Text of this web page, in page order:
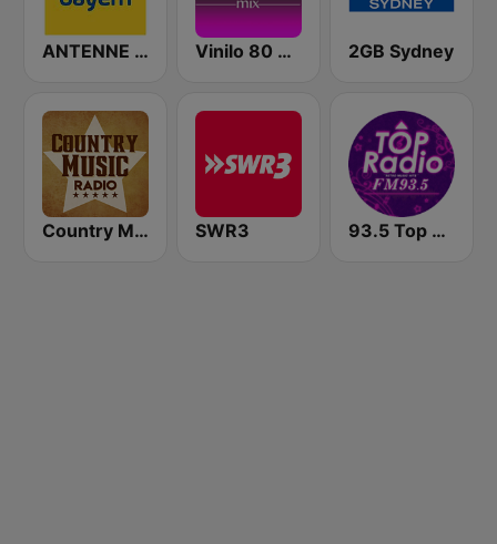
ANTENNE BAYERN Vinilo 80 & 90 2GB Sydney
Country Music Radio - Today's Country SWR3 93.5 Top Radio FM